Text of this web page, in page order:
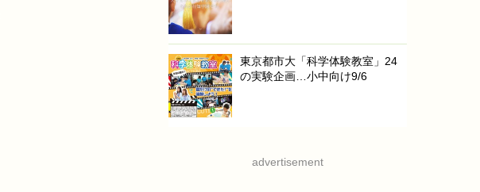
東京都市大「科学体験教室」24
の実験企画…小中向け9/6
advertisement